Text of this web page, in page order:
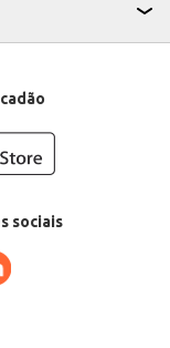
sociais